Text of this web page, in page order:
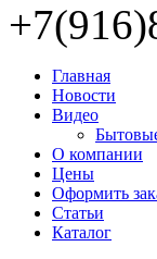
Главная
Новости
Видео
О компании
Цены
Оформить
Статьи
Каталог